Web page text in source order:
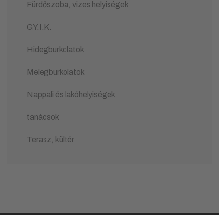
Fürdőszoba, vizes helyiségek
GY.I.K.
Hidegburkolatok
Melegburkolatok
Nappali és lakóhelyiségek
tanácsok
Terasz, kültér